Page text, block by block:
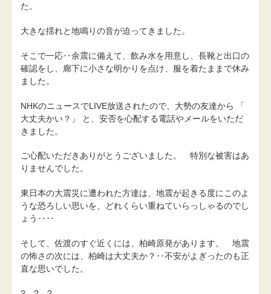
た。
大きな揺れと地鳴りの音が迫ってきました。
そこで一応‥余震に備えて、飲み水を用意し、長靴と出口の
確認をし、廊下に小さな明かりを点け、服を着たままで休み
ました。
NHKのニュースでLIVE放送されたので、大勢の友達から 「
大丈夫かい？」 と、安否を心配する電話やメールをいただ
きました。
ご心配いただきありがとうございました。 特別な被害はあ
りませんでした。
東日本の大震災に遭われた方達は、地震が起きる度にこのよ
うな恐ろしい思いを、どれくらい重ねていらっしゃるのでし
ょう‥‥
そして、佐渡のすぐ近くには、柏崎原発があります。 地震
の怖さの次には、柏崎は大丈夫か？‥不安がよぎったのも正
直な思いでした。